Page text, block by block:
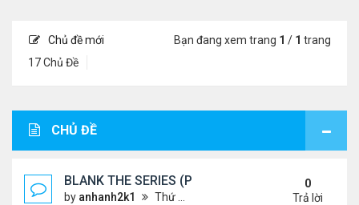
Chủ đề mới
17 Chủ Đề
Bạn đang xem trang 1 / 1 trang
CHỦ ĐỀ
BLANK THE SERIES (PHẦN 2)
by anhanh2k1 Thứ 4 Tháng 5 29, 2024 3:16 am
0
Trả lời